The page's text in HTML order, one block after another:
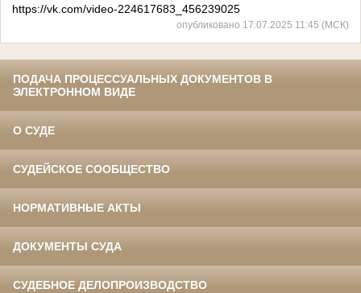
https://vk.com/video-224617683_456239025
опубликовано 17.07.2025 11:45 (МСК)
ПОДАЧА ПРОЦЕССУАЛЬНЫХ ДОКУМЕНТОВ В
ЭЛЕКТРОННОМ ВИДЕ
О СУДЕ
СУДЕЙСКОЕ СООБЩЕСТВО
НОРМАТИВНЫЕ АКТЫ
ДОКУМЕНТЫ СУДА
СУДЕБНОЕ ДЕЛОПРОИЗВОДСТВО